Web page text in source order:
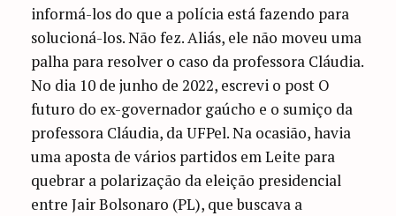
informá-los do que a polícia está fazendo para
solucioná-los. Não fez. Aliás, ele não moveu uma
palha para resolver o caso da professora Cláudia.
No dia 10 de junho de 2022, escrevi o post O
futuro do ex-governador gaúcho e o sumiço da
professora Cláudia, da UFPel. Na ocasião, havia
uma aposta de vários partidos em Leite para
quebrar a polarização da eleição presidencial
entre Jair Bolsonaro (PL), que buscava a